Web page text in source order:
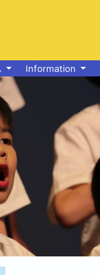
Information